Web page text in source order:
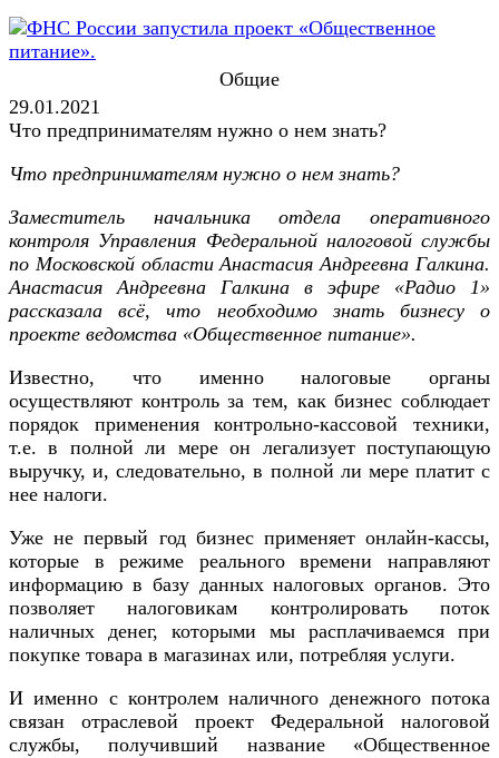
Общие
29.01.2021
Что предпринимателям нужно о нем знать?
Что предпринимателям нужно о нем знать?
Заместитель начальника отдела оперативного
контроля Управления Федеральной налоговой службы
по Московской области Анастасия Андреевна Галкина.
Анастасия Андреевна Галкина в эфире «Радио 1»
рассказала всё, что необходимо знать бизнесу о
проекте ведомства «Общественное питание».
Известно, что именно налоговые органы
осуществляют контроль за тем, как бизнес соблюдает
порядок применения контрольно-кассовой техники,
т.е. в полной ли мере он легализует поступающую
выручку, и, следовательно, в полной ли мере платит с
нее налоги.
Уже не первый год бизнес применяет онлайн-кассы,
которые в режиме реального времени направляют
информацию в базу данных налоговых органов. Это
позволяет налоговикам контролировать поток
наличных денег, которыми мы расплачиваемся при
покупке товара в магазинах или, потребляя услуги.
И именно с контролем наличного денежного потока
связан отраслевой проект Федеральной налоговой
службы, получивший название «Общественное